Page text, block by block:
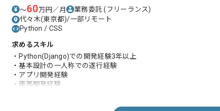
〜60万円／月 業務委託(フリーランス)
代々木(東京都)/一部リモート
Python / CSS
求めるスキル
・Python(Django)での開発経験3年以上
・基本設計の一人称での遂行経験
・アプリ開発経験
・画面開発経験